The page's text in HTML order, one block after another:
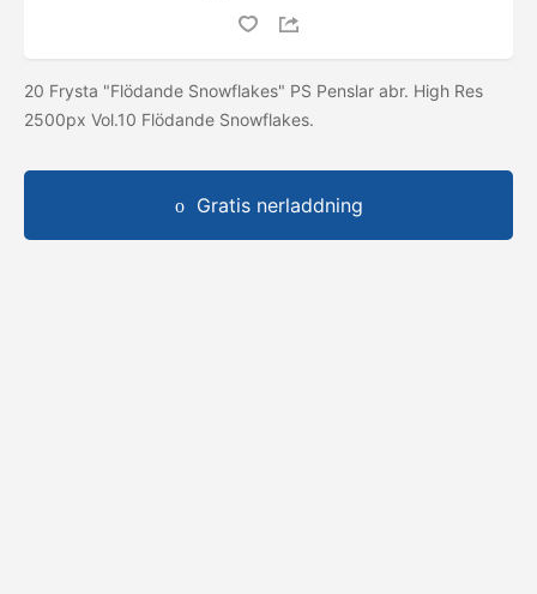
20 Frysta "Flödande Snowflakes" PS Penslar abr. High Res
2500px Vol.10 Flödande Snowflakes.
Gratis nerladdning